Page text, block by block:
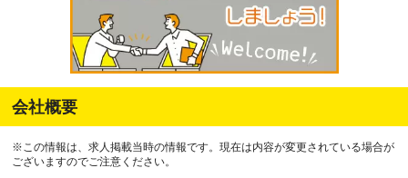
会社概要
※この情報は、求人掲載当時の情報です。現在は内容が変更されている場合が
ございますのでご注意ください。